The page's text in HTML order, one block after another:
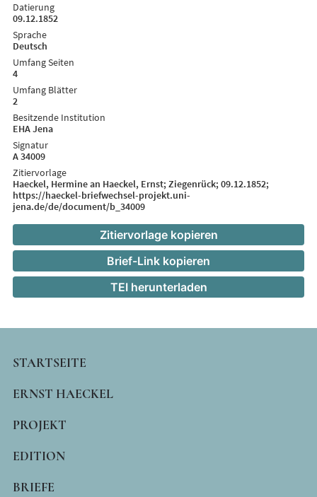
Datierung
09.12.1852
Sprache
Deutsch
Umfang Seiten
4
Umfang Blätter
2
Besitzende Institution
EHA Jena
Signatur
A 34009
Zitiervorlage
Haeckel, Hermine an Haeckel, Ernst; Ziegenrück; 09.12.1852;
https://haeckel-briefwechsel-projekt.uni-
jena.de/de/document/b_34009
Zitiervorlage kopieren
Brief-Link kopieren
TEI herunterladen
MAIN
NAVIGATION
STARTSEITE
ERNST HAECKEL
PROJEKT
EDITION
BRIEFE